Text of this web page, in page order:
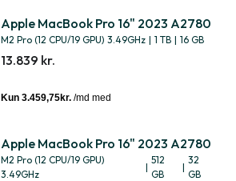
Apple MacBook Pro 16" 2023 A2780
M2 Pro (12 CPU/19 GPU) 3.49GHz | 1 TB | 16 GB
13.839 kr.
Apple MacBook Pro 16" 2023 A2780
M2 Pro (12 CPU/19 GPU)
3.49GHz
|
512
GB
|
32
GB